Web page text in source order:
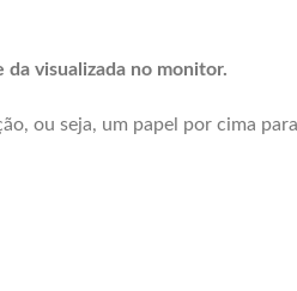
visualizada no monitor.
ou seja, um papel por cima